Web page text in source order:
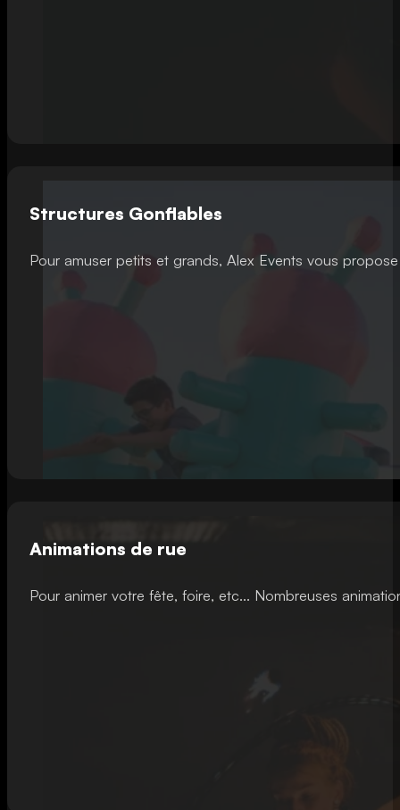
Structures Gonflables
Pour amuser petits et grands, Alex Events vous
Animations de rue
Pour animer votre fête, foire, etc... Nombreuses